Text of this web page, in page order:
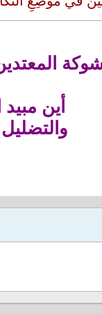
أين
والتضليل